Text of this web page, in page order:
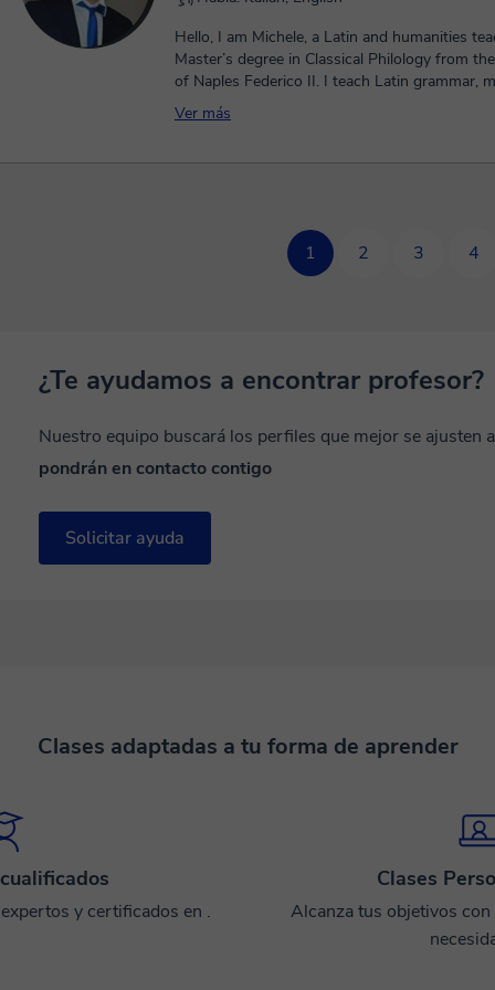
Hello, I am Michele, a Latin and humanities
Master’s degree in Classical Philology from
of Naples Federico II. I teach Latin grammar,
syntax, translation, and textual analysis to high
students and advanced learners. My lessons are
usually begin by identifying the student’s
commentary on Latin texts. My goal is to help
understand Latin with precision, confidence,
Ver más
1 2 3 4
¿Te ayudamos a encontrar profesor?
Nuestro equipo buscará los perfiles que mejor se ajusten
pondrán en contacto contigo
Solicitar ayuda
Clases adaptadas a tu forma de aprender
y certificados en .
Clases
Alcanza tus objetivos con